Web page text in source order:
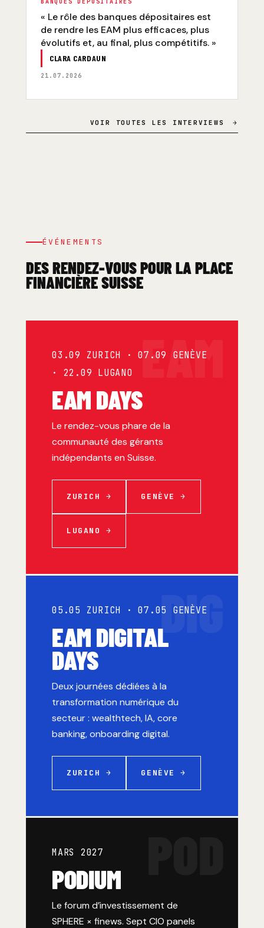
« Le rôle des banques dépositaires est
de rendre les EAM plus efficaces, plus
évolutifs et, au final, plus compétitifs. »
CLARA CARDAUN
21.07.2026
VOIR TOUTES LES INTERVIEWS →
ÉVÉNEMENTS
DES RENDEZ-VOUS POUR LA PLACE
FINANCIÈRE SUISSE
EAM
03.09 ZURICH · 07.09 GENÈVE
· 22.09 LUGANO
EAM DAYS
Le rendez-vous phare de la
communauté des gérants
indépendants en Suisse.
ZURICH → GENÈVE →
LUGANO →
DIG
05.05 ZURICH · 07.05 GENÈVE
EAM DIGITAL
DAYS
Deux journées dédiées à la
transformation numérique du
secteur : wealthtech, IA, core
banking, onboarding digital.
ZURICH → GENÈVE →
MARS 2027
PODIUM
Le forum d’investissement de
SPHERE × finews. Sept CIO panels